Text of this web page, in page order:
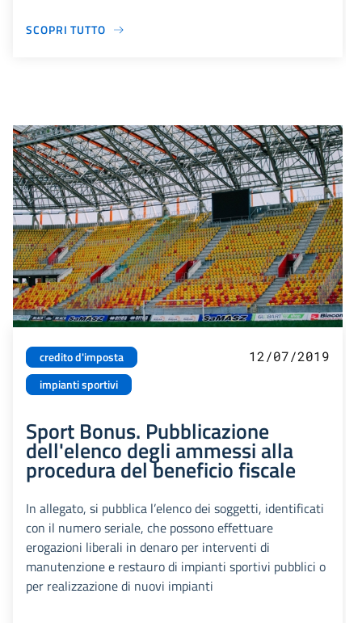
SCOPRI TUTTO
credito d'imposta
impianti sportivi
12/07/2019
Sport Bonus. Pubblicazione
dell'elenco degli ammessi alla
procedura del beneficio fiscale
In allegato, si pubblica l’elenco dei soggetti, identificati
con il numero seriale, che possono effettuare
erogazioni liberali in denaro per interventi di
manutenzione e restauro di impianti sportivi pubblici o
per realizzazione di nuovi impianti